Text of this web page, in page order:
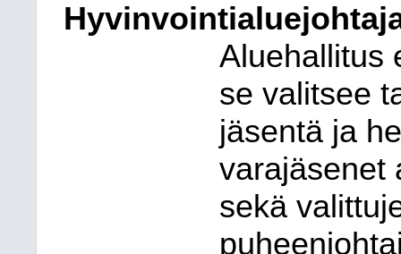
Aluehallitus
se valitsee
jäsentä ja
varajäsenet
sekä